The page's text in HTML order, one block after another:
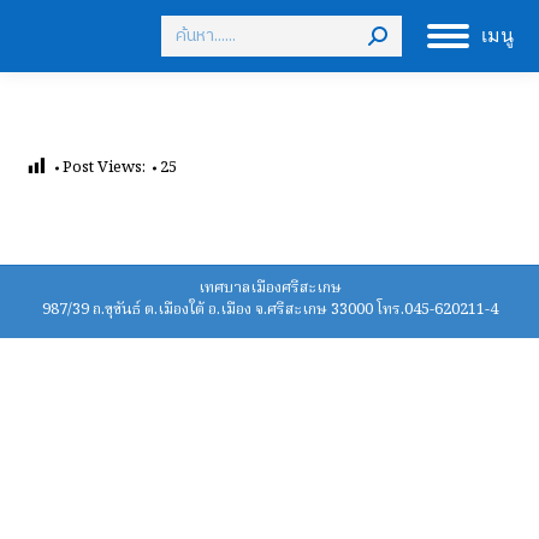
เมนู
Search:
Post Views: 25
เทศบาลเมืองศรีสะเกษ
987/39 ถ.ขุขันธ์ ต.เมืองใต้ อ.เมือง จ.ศรีสะเกษ 33000 โทร.045-620211-4